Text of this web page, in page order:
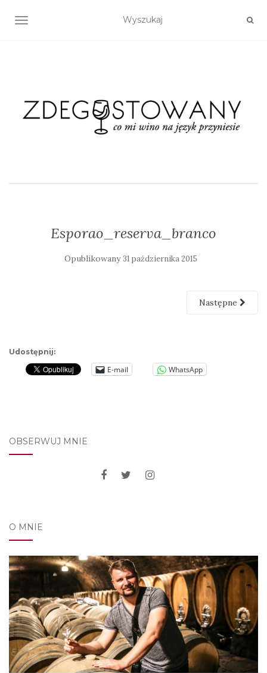
TOGGLE NAVIGATION
Esporao_reserva_branco
Opublikowany 31 października 2015
Następne
Udostępnij:
E-mail WhatsApp
OBSERWUJ MNIE
O MNIE